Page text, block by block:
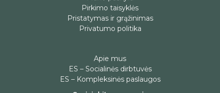
Pirkimo taisyklės
Pristatymas ir grąžinimas
Privatumo politika
Apie mus
ES – Socialinės dirbtuvės
ES – Kompleksinės paslaugos